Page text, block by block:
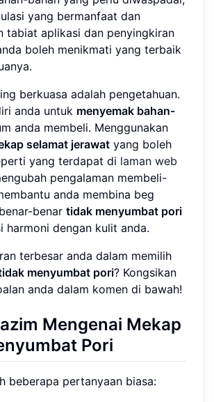
yang bermanfaat dan
tabiat aplikasi dan penyingkiran
boleh menikmati yang terbaik
berkuasa adalah pengetahuan.
anda untuk menyemak bahan-
anda membeli. Menggunakan
selamat jerawat yang boleh
yang terdapat di laman web
pengalaman membeli-
anda membina beg
benar tidak menyumbat pori
harmoni dengan kulit anda.
terbesar anda dalam memilih
menyumbat pori? Kongsikan
anda dalam komen di bawah!
Mengenai Mekap
Pori
beberapa pertanyaan biasa: